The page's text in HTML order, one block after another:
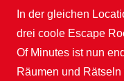
In der gleichen
drei coole Escape
Of Minutes ist nun
Räumen und Rätseln